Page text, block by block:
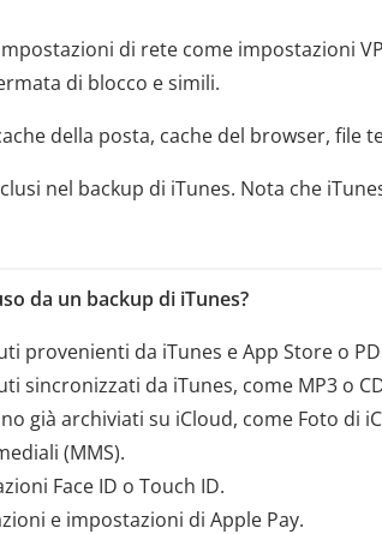
di rete come impostazioni
di blocco e simili.
della posta, cache del browser, file
nel backup di iTunes. Nota che
da un backup di iTunes?
provenienti da iTunes e App Store o
sincronizzati da iTunes, come MP3 o
già archiviati su iCloud, come Foto di
(MMS).
Face ID o Touch ID.
e impostazioni di Apple Pay.